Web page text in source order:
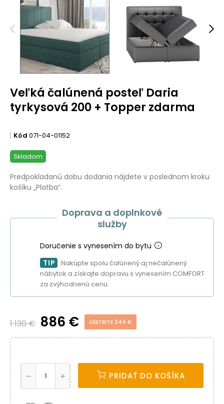
Veľká čalúnená posteľ Daria
tyrkysová 200 + Topper zdarma
Kód 071-04-01152
Skladom
Predpokladanú dobu dodania nájdete v poslednom kroku
košíku „Platba“.
Doprava a doplnkové
služby
Doručenie s vynesením do bytu
TIP
Nakúpte spolu čalúnený aj nečalúnený
nábytok a získajte dopravu s vynesením COMFORT
za zvýhodnenú cenu.
1 130 € 886 € UŠETRITE 244 €
PRIDAŤ DO KOŠÍKA